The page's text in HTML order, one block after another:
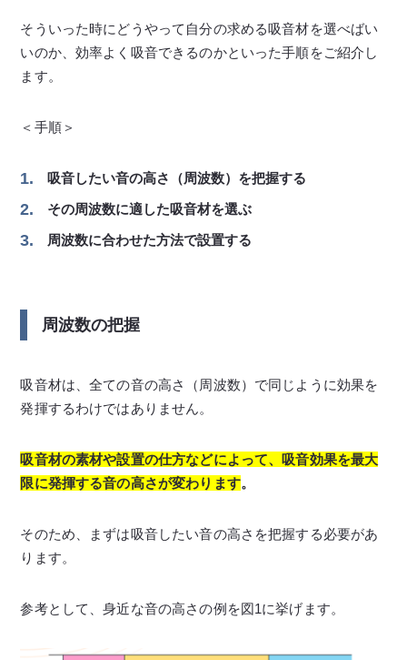
そういった時にどうやって自分の求める吸音材を選べばい
いのか、効率よく吸音できるのかといった手順をご紹介し
ます。
＜手順＞
吸音したい音の高さ（周波数）を把握する
その周波数に適した吸音材を選ぶ
周波数に合わせた方法で設置する
周波数の把握
吸音材は、全ての音の高さ（周波数）で同じように効果を
発揮するわけではありません。
吸音材の素材や設置の仕方などによって、吸音効果を最大
限に発揮する音の高さが変わります。
そのため、まずは吸音したい音の高さを把握する必要があ
ります。
参考として、身近な音の高さの例を図1に挙げます。